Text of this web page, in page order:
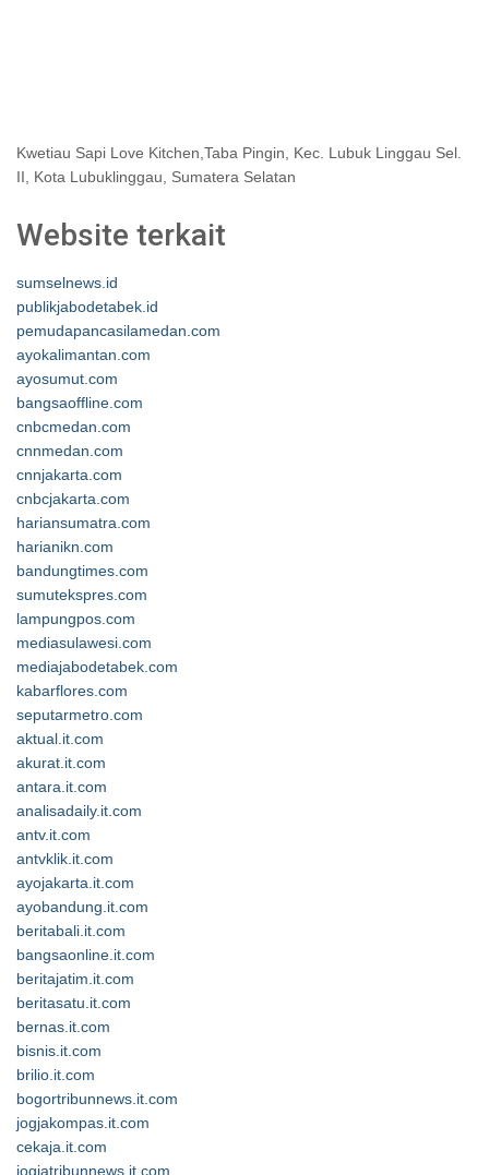
Kwetiau Sapi Love Kitchen,Taba Pingin, Kec. Lubuk Linggau Sel.
II, Kota Lubuklinggau, Sumatera Selatan
Website terkait
sumselnews.id
publikjabodetabek.id
pemudapancasilamedan.com
ayokalimantan.com
ayosumut.com
bangsaoffline.com
cnbcmedan.com
cnnmedan.com
cnnjakarta.com
cnbcjakarta.com
hariansumatra.com
harianikn.com
bandungtimes.com
sumutekspres.com
lampungpos.com
mediasulawesi.com
mediajabodetabek.com
kabarflores.com
seputarmetro.com
aktual.it.com
akurat.it.com
antara.it.com
analisadaily.it.com
antv.it.com
antvklik.it.com
ayojakarta.it.com
ayobandung.it.com
beritabali.it.com
bangsaonline.it.com
beritajatim.it.com
beritasatu.it.com
bernas.it.com
bisnis.it.com
brilio.it.com
bogortribunnews.it.com
jogjakompas.it.com
cekaja.it.com
jogjatribunnews.it.com